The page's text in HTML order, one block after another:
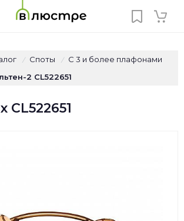
/ Споты / С 3 и более плафонами
2 CL522651
CL522651